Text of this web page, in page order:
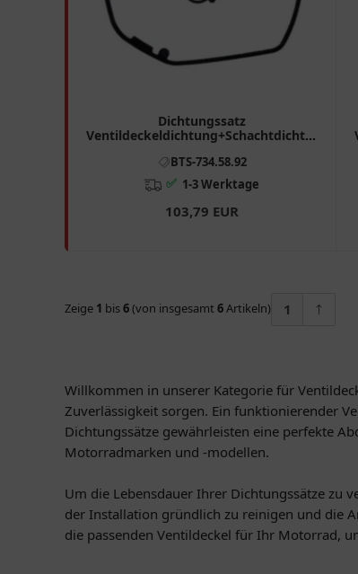
Dichtungssatz
Ventildeckeldichtung+Schachtdichtung
R 7345892
BTS-734.58.92
✅ 1-3 Werktage
103,79 EUR
Zeige 1 bis6(von insgesamt 6Artikeln) 1
Willkommen in unserer Kategorie für
Zuverlässigkeit sorgen. Ein funktionierender
Dichtungssätze gewährleisten eine perfekte
Motorradmarken und -modellen.
Um die Lebensdauer Ihrer Dichtungssätze zu
der Installation gründlich zu reinigen und die
die passenden Ventildeckel für Ihr Motorrad,